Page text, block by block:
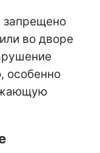
запрещено
во дворе
особенно